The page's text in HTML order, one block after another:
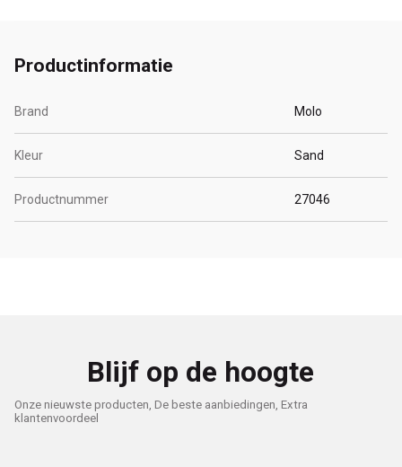
Productinformatie
Brand Molo
Kleur Sand
Productnummer 27046
Blijf op de hoogte
Onze nieuwste producten, De beste aanbiedingen, Extra
klantenvoordeel